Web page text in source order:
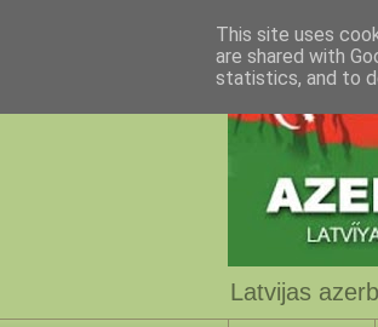
Latvijas
This site uses
are shared with
statistics, and to